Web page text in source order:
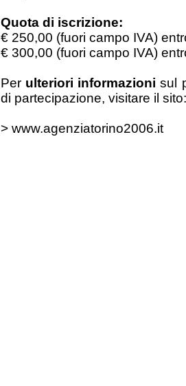
Quota di iscrizione:
€ 250,00 (fuori campo IVA)
€ 300,00 (fuori campo IVA)
Per ulteriori informazioni sul
di partecipazione, visitare il sito:
> www.agenziatorino2006.it